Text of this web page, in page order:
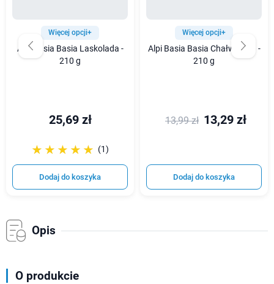
Więcej opcji+
Alpi Basia Basia Laskolada -
210 g
25,69 zł
☆☆☆☆☆
★★★★★ (1)
Dodaj do koszyka
Więcej opcji+
Alpi Basia Basia Chałwolada -
210 g
13,99 zł 13,29 zł
Dodaj do koszyka
Opis
O produkcie